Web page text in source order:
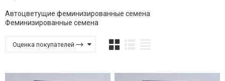
Автоцветущие феминизированные семена
Феминизированные семена
Оценка покупателей